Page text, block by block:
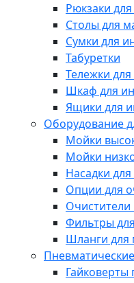
Рюкзаки
Столы для
Сумки для
Табуретки
Тележки
Шкаф для
Ящики для
Оборудование
Мойки
Мойки
Насадки
Опции для
Очистители
Фильтры
Шланги для
Гайковерты